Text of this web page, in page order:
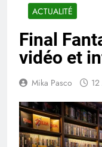
ACTUALITÉ
Final
vidéo et
Mika Pasco